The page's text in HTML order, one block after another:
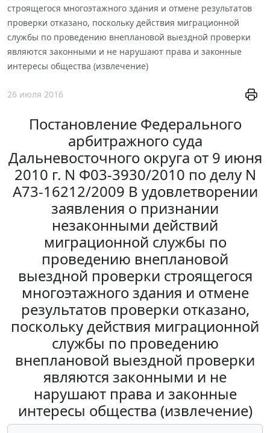
строящегося многоэтажного здания и отмене результатов
проверки отказано, поскольку действия миграционной
службы по проведению внеплановой выездной проверки
являются законными и не нарушают права и законные
интересы общества (извлечение)
26 июля 2016
Постановление Федерального
арбитражного суда
Дальневосточного округа от 9 июня
2010 г. N Ф03-3930/2010 по делу N
А73-16212/2009 В удовлетворении
заявления о признании
незаконными действий
миграционной службы по
проведению внеплановой
выездной проверки строящегося
многоэтажного здания и отмене
результатов проверки отказано,
поскольку действия миграционной
службы по проведению
внеплановой выездной проверки
являются законными и не
нарушают права и законные
интересы общества (извлечение)